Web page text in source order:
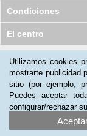
Condiciones
El centro
Nuestros clientes
Aldo
El curso es
compartir
Utilizamos cookies
mostrarte publicidad
sitio (por ejemplo,
Puedes aceptar
configurar/rechazar